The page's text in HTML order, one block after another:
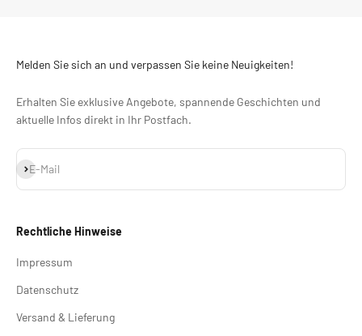
Melden Sie sich an und verpassen Sie keine Neuigkeiten!
Erhalten Sie exklusive Angebote, spannende Geschichten und
aktuelle Infos direkt in Ihr Postfach.
E-Mail
Abonnieren
Rechtliche Hinweise
Impressum
Datenschutz
Versand & Lieferung